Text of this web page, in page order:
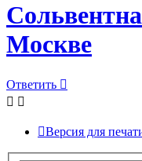
Москве
Ответить
Версия для